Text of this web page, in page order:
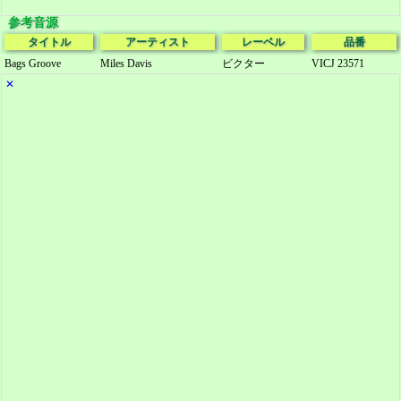
参考音源
タイトル アーティスト レーベル
品番
Bags Groove
Miles Davis ビクター
VICJ 23571
✕